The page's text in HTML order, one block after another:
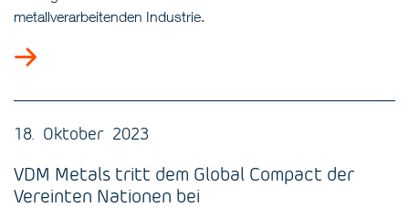
metallverarbeitenden Industrie.
18. Oktober 2023
VDM Metals tritt dem Global Compact der
Vereinten Nationen bei